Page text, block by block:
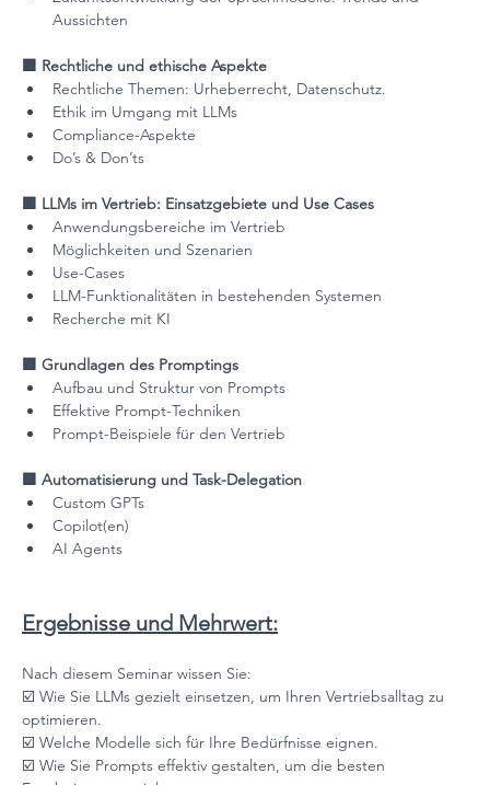
Aussichten
🟪 Rechtliche und ethische Aspekte
Rechtliche Themen: Urheberrecht, Datenschutz.
Ethik im Umgang mit LLMs
Compliance-Aspekte
Do’s & Don’ts
🟪 LLMs im Vertrieb: Einsatzgebiete und Use Cases
Anwendungsbereiche im Vertrieb
Möglichkeiten und Szenarien
Use-Cases
LLM-Funktionalitäten in bestehenden Systemen
Recherche mit KI
🟪 Grundlagen des Promptings
Aufbau und Struktur von Prompts
Effektive Prompt-Techniken
Prompt-Beispiele für den Vertrieb
🟪 Automatisierung und Task-Delegation
Custom GPTs
Copilot(en)
AI Agents
Ergebnisse und Mehrwert:
Nach diesem Seminar wissen Sie:
☑️ Wie Sie LLMs gezielt einsetzen, um Ihren Vertriebsalltag zu
optimieren.
☑️ Welche Modelle sich für Ihre Bedürfnisse eignen.
☑️ Wie Sie Prompts effektiv gestalten, um die besten